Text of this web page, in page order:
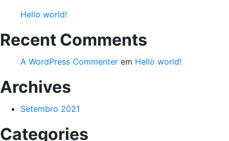
Hello world!
Recent Comments
A WordPress Commenter em Hello world!
Archives
Setembro 2021
Categories